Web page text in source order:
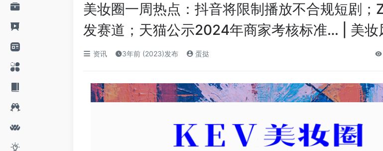
美妆圈一周热点：抖音将限制播放不合规短剧；
发赛道；天猫公示2024年商家考核标准… | 美妆
资讯 3年前 (2023)发布 蛋挞